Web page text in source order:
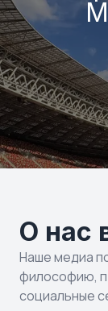
О нас
Наше медиа
философию,
социальные